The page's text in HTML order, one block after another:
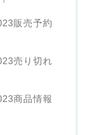
販売予約
売り切れ
商品情報